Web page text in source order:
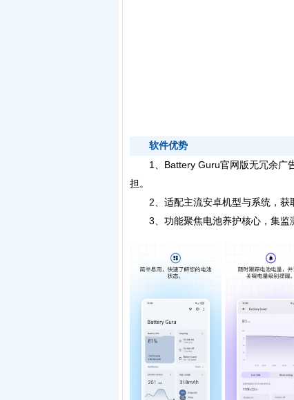
软件优势
1、Battery Guru官网版无冗余广告
担。
2、适配主流安卓机型与系统，获
3、功能聚焦电池养护核心，集监